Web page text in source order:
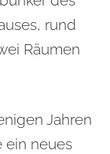
rund
Räumen
Jahren
ein neues